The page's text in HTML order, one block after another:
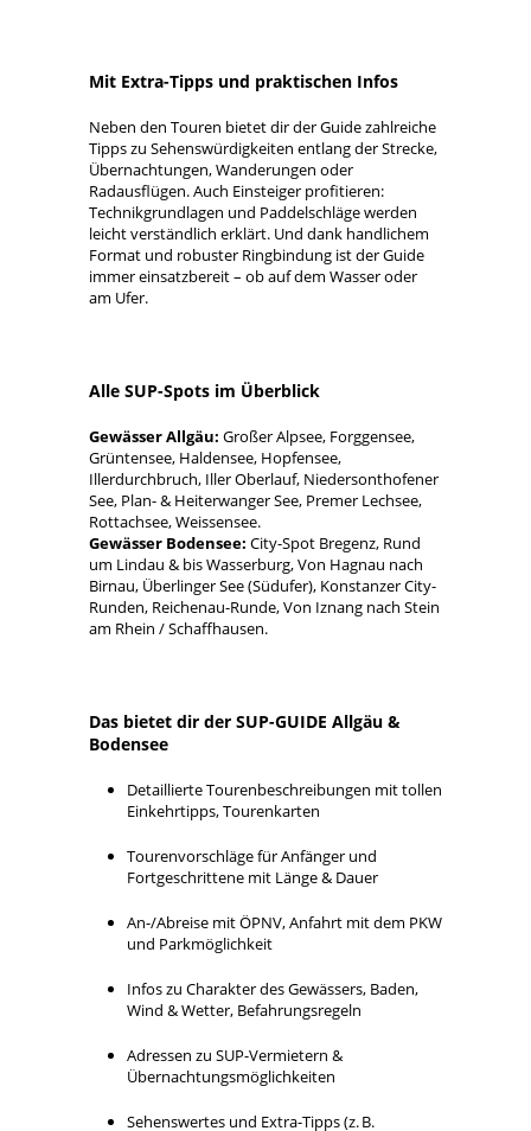
Mit Extra-Tipps und praktischen Infos
Neben den Touren bietet dir der Guide zahlreiche
Tipps zu Sehenswürdigkeiten entlang der Strecke,
Übernachtungen, Wanderungen oder
Radausflügen. Auch Einsteiger profitieren:
Technikgrundlagen und Paddelschläge werden
leicht verständlich erklärt. Und dank handlichem
Format und robuster Ringbindung ist der Guide
immer einsatzbereit – ob auf dem Wasser oder
am Ufer.
Alle SUP-Spots im Überblick
Gewässer Allgäu: Großer Alpsee, Forggensee,
Grüntensee, Haldensee, Hopfensee,
Illerdurchbruch, Iller Oberlauf, Niedersonthofener
See, Plan- & Heiterwanger See, Premer Lechsee,
Rottachsee, Weissensee.
Gewässer Bodensee: City-Spot Bregenz, Rund
um Lindau & bis Wasserburg, Von Hagnau nach
Birnau, Überlinger See (Südufer), Konstanzer City-
Runden, Reichenau-Runde, Von Iznang nach Stein
am Rhein / Schaffhausen.
Das bietet dir der SUP-GUIDE Allgäu &
Bodensee
Detaillierte Tourenbeschreibungen mit tollen
Einkehrtipps, Tourenkarten
Tourenvorschläge für Anfänger und
Fortgeschrittene mit Länge & Dauer
An-/Abreise mit ÖPNV, Anfahrt mit dem PKW
und Parkmöglichkeit
Infos zu Charakter des Gewässers, Baden,
Wind & Wetter, Befahrungsregeln
Adressen zu SUP-Vermietern &
Übernachtungsmöglichkeiten
Sehenswertes und Extra-Tipps (z. B.